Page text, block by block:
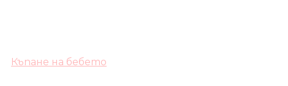
Къпане на бебето